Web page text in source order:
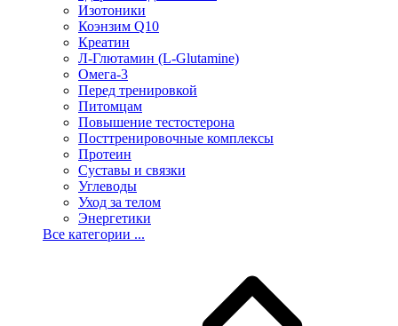
Изотоники
Коэнзим Q10
Креатин
Л-Глютамин (L-Glutamine)
Омега-3
Перед тренировкой
Питомцам
Повышение тестостерона
Посттренировочные комплексы
Протеин
Суставы и связки
Углеводы
Уход за телом
Энергетики
Все категории ...